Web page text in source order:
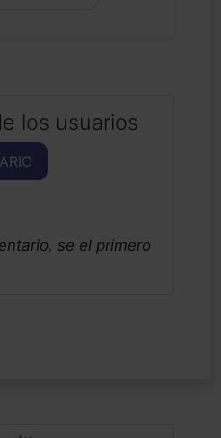
los usuarios
se el primero